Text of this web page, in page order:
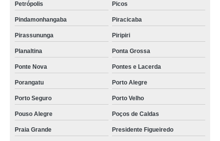
Petrópolis Picos
Pindamonhangaba Piracicaba
Pirassununga Piripiri
Planaltina Ponta Grossa
Ponte Nova Pontes e Lacerda
Porangatu Porto Alegre
Porto Seguro Porto Velho
Pouso Alegre Poços de Caldas
Praia Grande Presidente Figueiredo